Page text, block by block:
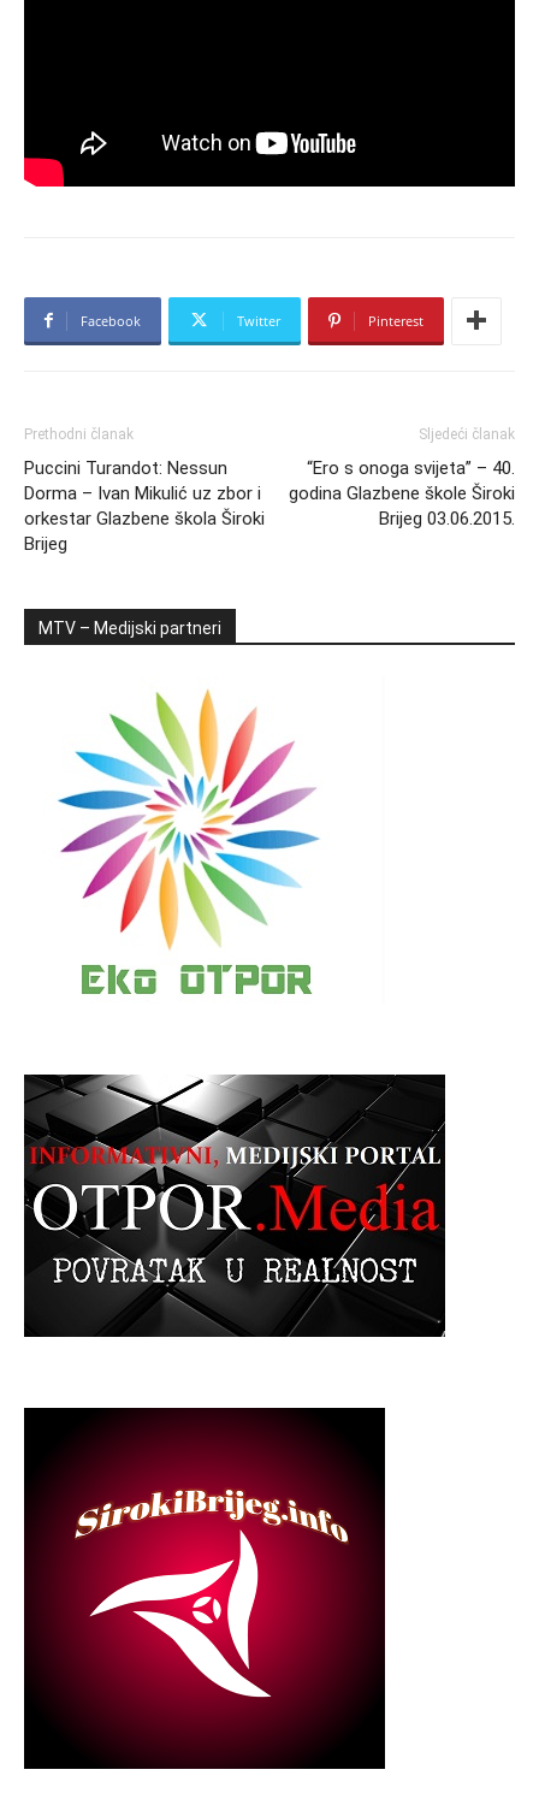
Facebook Twitter Pinterest
Prethodni članak
Puccini Turandot: Nessun
Dorma – Ivan Mikulić uz zbor i
orkestar Glazbene škola Široki
Brijeg
Sljedeći članak
“Ero s onoga svijeta” – 40.
godina Glazbene škole Široki
Brijeg 03.06.2015.
MTV – Medijski partneri